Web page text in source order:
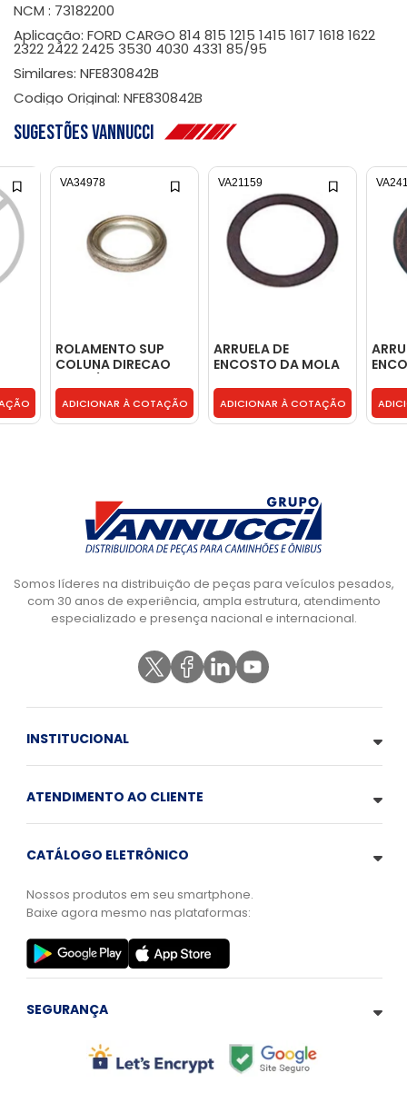
NCM : 73182200
Aplicação: FORD CARGO 814 815 1215 1415 1617 1618 1622
2322 2422 2425 3530 4030 4331 85/95
Similares: NFE830842B
Codigo Original: NFE830842B
Sugestões Vannucci
ROLAMENTO SUP
COLUNA DIRECAO
F4DZ3517B
ADICIONAR À COTAÇÃO
VA34978
ARRUELA DE
ENCOSTO DA MOLA
4030530152
ADICIONAR À COTAÇÃO
VA21159
VW
Somos líderes na distribuição de peças para veículos pesados,
com 30 anos de experiência, ampla estrutura, atendimento
especializado e presença nacional e internacional.
INSTITUCIONAL
ATENDIMENTO AO CLIENTE
CATÁLOGO ELETRÔNICO
Nossos produtos em seu smartphone.
Baixe agora mesmo nas plataformas:
SEGURANÇA